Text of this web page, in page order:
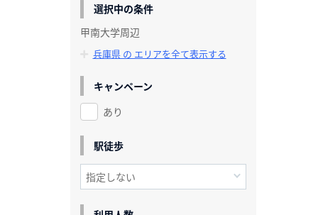
選択中の条件
甲南大学周辺
兵庫県 の エリアを全て表示する
キャンペーン
あり
駅徒歩